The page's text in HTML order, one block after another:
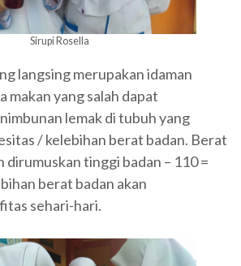
Sirupi Rosella
langsing merupakan idaman
makan yang salah dapat
lemak di tubuh yang
/ kelebihan berat badan. Berat
dirumuskan tinggi badan – 110 =
berat badan akan
sehari-hari.